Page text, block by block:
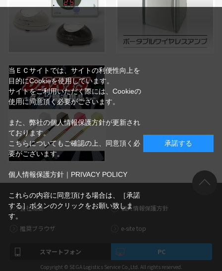
会社概要 個人情報保護方針
推奨ブラウザ e-site top
スマートフォン PC
Copyright © SEGA Logistics Service Co.,Ltd. All rights reserved.
当ＥＣサイトでは、サイトの利便性向上を
目的にCookieを使用しています。
サイトをご利用いただく際には、Cookieの
使用に同意頂く必要がございます。
また、弊社の個人情報保護方針が更新され
ております。
こちらについてもご確認の上、同意頂く必
要がございます。
個人情報保護方針｜PRIVACY POLICY
これらの内容に同意頂ける場合は、［承諾
する］ボタンのクリックをお願い致しま
す。
承諾する